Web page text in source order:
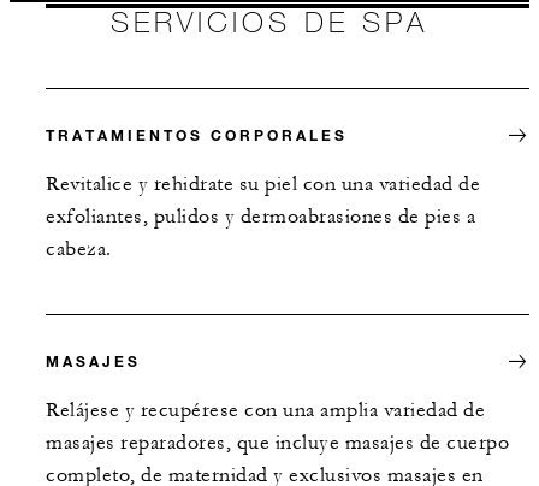
VÁLIDA PARA LAS FECHAS
SELECCIONADAS ENTRE
momento de reservar. Podrían aplicarse bloqueos
de fechas y otras restricciones.
Para estancias en habitación: crédito de
USD 100 por estancia
SERVICIOS DE SPA
TRATAMIENTOS CORPORALES
Revitalice y rehidrate su piel con una variedad de
exfoliantes, pulidos y dermoabrasiones de pies a
cabeza.
MASAJES
Relájese y recupérese con una amplia variedad de
masajes reparadores, que incluye masajes de cuerpo
completo, de maternidad y exclusivos masajes en